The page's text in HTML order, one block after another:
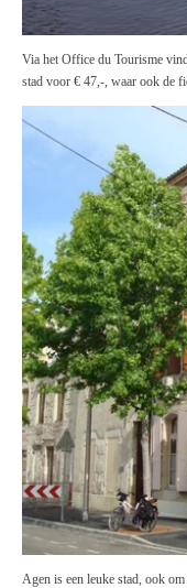
Via het Office du Tourisme
stad voor € 47,-, waar ook de
Agen is een leuke stad, ook